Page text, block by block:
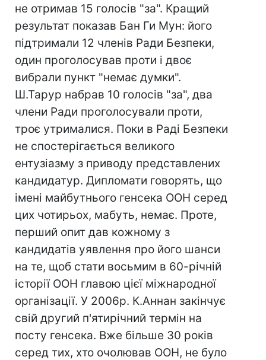
не отримав 15 голосів "за". Кращий
результат показав Бан Ги Мун: його
підтримали 12 членів Ради Безпеки,
один проголосував проти і двоє
вибрали пункт "немає думки".
Ш.Тарур набрав 10 голосів "за", два
члени Ради проголосували проти,
троє утрималися. Поки в Раді Безпеки
не спостерігається великого
ентузіазму з приводу представлених
кандидатур. Дипломати говорять, що
імені майбутнього генсека ООН серед
цих чотирьох, мабуть, немає. Проте,
перший опит дав кожному з
кандидатів уявлення про його шанси
на те, щоб стати восьмим в 60-річній
історії ООН главою цієї міжнародної
організації. У 2006р. К.Аннан закінчує
свій другий п'ятирічний термін на
посту генсека. Вже більше 30 років
серед тих, хто очолював ООН, не було